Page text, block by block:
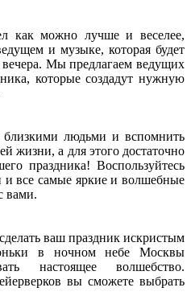
как можно лучше и веселее,
и музыке, которая будет
вечера. Мы предлагаем ведущих
которые создадут нужную
близкими людьми и вспомнить
жизни, а для этого достаточно
праздника! Воспользуйтесь
и все самые яркие и волшебные
вами.
ваш праздник искристым
в ночном небе Москвы
настоящее волшебство.
вы сможете выбрать